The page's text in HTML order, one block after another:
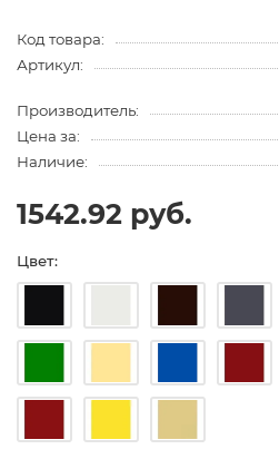
Код товара:
Артикул:
Производитель:
Цена за:
Наличие:
1542.92 руб.
Цвет: